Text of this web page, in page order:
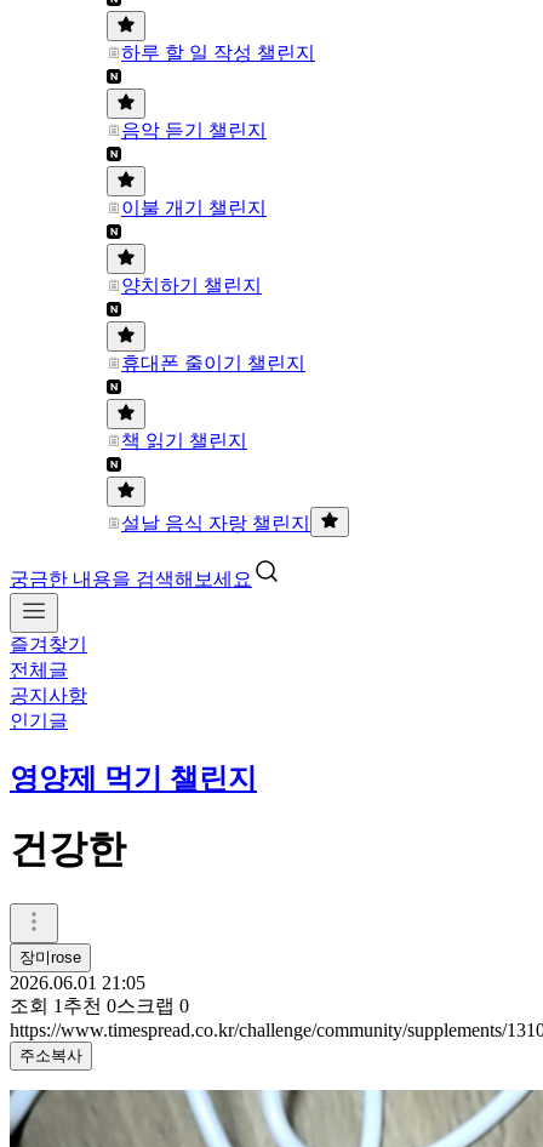
하루 할 일 작성 챌린지
음악 듣기 챌린지
이불 개기 챌린지
양치하기 챌린지
휴대폰 줄이기 챌린지
책 읽기 챌린지
설날 음식 자랑 챌린지
궁금한 내용을 검색해보세요
즐겨찾기
전체글
공지사항
인기글
영양제 먹기 챌린지
건강한
장미rose
2026.06.01 21:05
조회 1 추천 0스크랩 0
https://www.timespread.co.kr/challenge/community/supplements/
주소복사